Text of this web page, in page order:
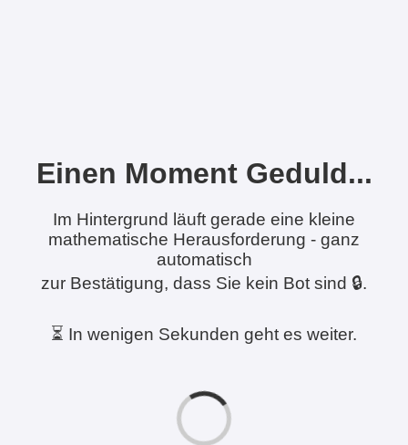
Einen Moment Geduld...
Im Hintergrund läuft gerade eine kleine
mathematische Herausforderung - ganz
automatisch
zur Bestätigung, dass Sie kein Bot sind 🔒.
⏳ In wenigen Sekunden geht es weiter.